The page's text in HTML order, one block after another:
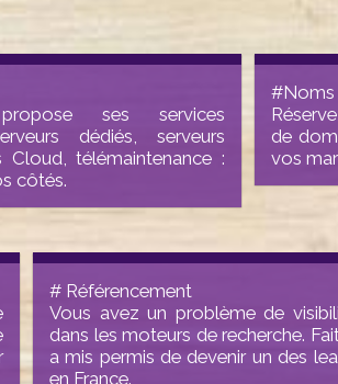
ses services
dédiés, serveurs
Cloud, télémaintenance :
côtés.
#Noms
de
vos
# Référencement
Vous avez un problème de
dans les moteurs de recherche.
a mis permis de devenir un des
en France.